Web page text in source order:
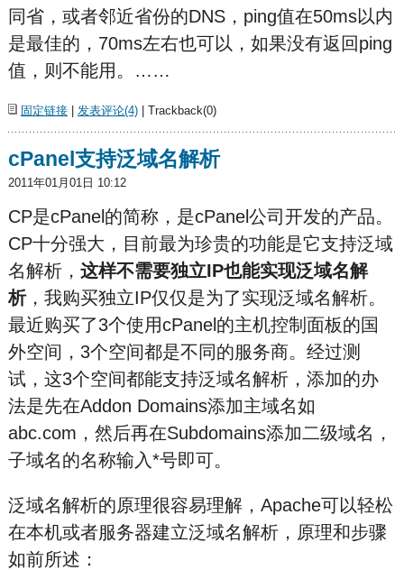
同省，或者邻近省份的DNS，ping值在50ms以内
是最佳的，70ms左右也可以，如果没有返回ping
值，则不能用。……
固定链接| 发表评论(4)| Trackback(0)
cPanel支持泛域名解析
2011年01月01日 10:12
CP是cPanel的简称，是cPanel公司开发的产品。
CP十分强大，目前最为珍贵的功能是它支持泛域
名解析， 这样不需要独立IP也能实现泛域名解
析，我购买独立IP仅仅是为了实现泛域名解析。
最近购买了3个使用cPanel的主机控制面板的国
外空间，3个空间都是不同的服务商。经过测
试，这3个空间都能支持泛域名解析，添加的办
法是先在Addon Domains添加主域名如
abc.com，然后再在Subdomains添加二级域名，
子域名的名称输入*号即可。
泛域名解析的原理很容易理解，Apache可以轻松
在本机或者服务器建立泛域名解析，原理和步骤
如前所述：